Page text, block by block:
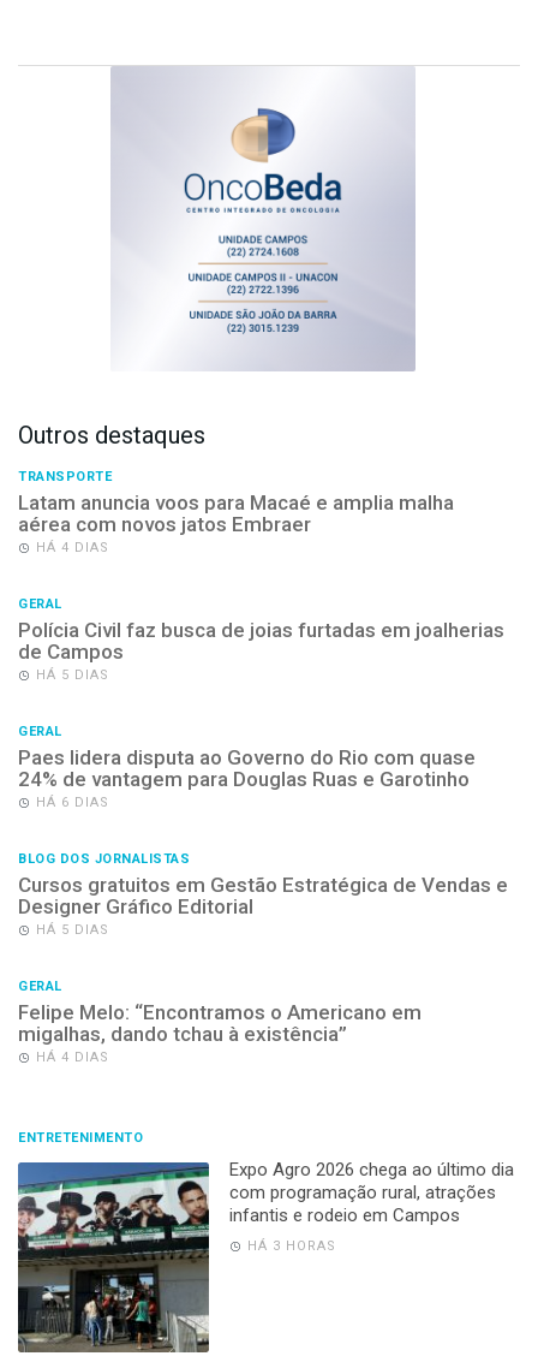
Outros destaques
TRANSPORTE
Latam anuncia voos para Macaé e amplia malha
aérea com novos jatos Embraer
HÁ 4 DIAS
GERAL
Polícia Civil faz busca de joias furtadas em joalherias
de Campos
HÁ 5 DIAS
GERAL
Paes lidera disputa ao Governo do Rio com quase
24% de vantagem para Douglas Ruas e Garotinho
HÁ 6 DIAS
BLOG DOS JORNALISTAS
Cursos gratuitos em Gestão Estratégica de Vendas e
Designer Gráfico Editorial
HÁ 5 DIAS
GERAL
Felipe Melo: “Encontramos o Americano em
migalhas, dando tchau à existência”
HÁ 4 DIAS
ENTRETENIMENTO
Expo Agro 2026 chega ao último dia
com programação rural, atrações
infantis e rodeio em Campos
HÁ 3 HORAS